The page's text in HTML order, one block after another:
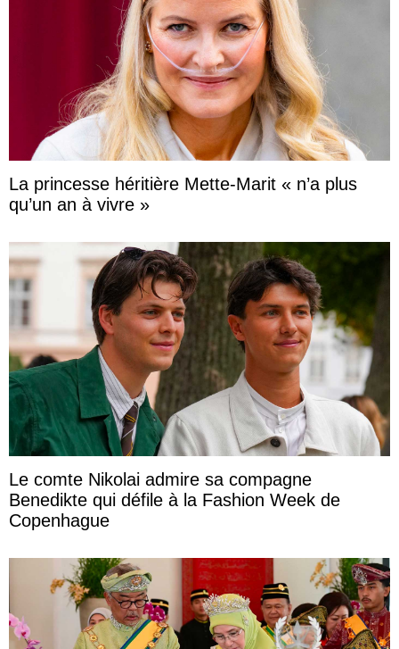
La princesse héritière Mette-Marit « n’a plus
qu’un an à vivre »
Le comte Nikolai admire sa compagne
Benedikte qui défile à la Fashion Week de
Copenhague